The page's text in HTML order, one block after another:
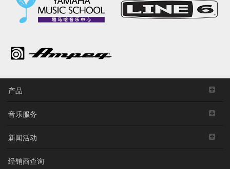
产品
音乐服务
新闻活动
经销商查询